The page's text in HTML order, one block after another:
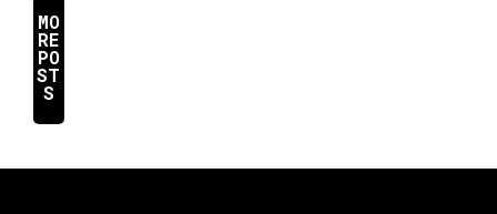
MO
RE
PO
ST
S